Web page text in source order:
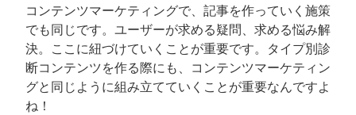
コンテンツマーケティングで、記事を作っていく施策
でも同じです。ユーザーが求める疑問、求める悩み解
決。ここに紐づけていくことが重要です。タイプ別診
断コンテンツを作る際にも、コンテンツマーケティン
グと同じように組み立てていくことが重要なんですよ
ね！